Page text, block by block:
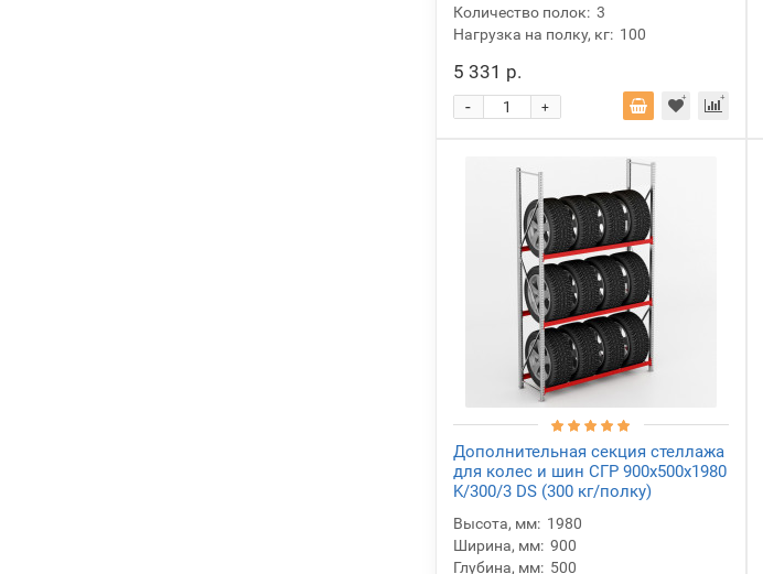
Количество полок: 3
Нагрузка на полку, кг: 100
5 331 р.
+
-
Дополнительная секция стеллажа
для колес и шин СГР 900х500х1980
K/300/3 DS (300 кг/полку)
Высота, мм: 1980
Ширина, мм: 900
Глубина, мм: 500